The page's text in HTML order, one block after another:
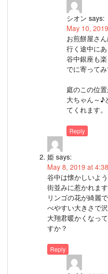
シオン says:
May 10,
お煎餅屋さ
行く途中にあ
谷中銀座も
でに寄ってみ
庭のこの位
大ちゃん～♪
てくれます。
Reply
姫 says:
May 8, 2019 at
谷中は懐かしいよ
街並みに惹かれます
リンゴの花が綺麗
べやすい大きさで
大翔君暖かくなっ
すか？
Reply